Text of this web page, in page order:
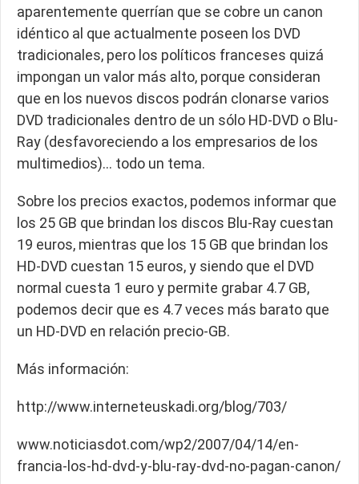
aparentemente querrían que se cobre un canon
idéntico al que actualmente poseen los DVD
tradicionales, pero los políticos franceses quizá
impongan un valor más alto, porque consideran
que en los nuevos discos podrán clonarse varios
DVD tradicionales dentro de un sólo HD-DVD o Blu-
Ray (desfavoreciendo a los empresarios de los
multimedios)… todo un tema.
Sobre los precios exactos, podemos informar que
los 25 GB que brindan los discos Blu-Ray cuestan
19 euros, mientras que los 15 GB que brindan los
HD-DVD cuestan 15 euros, y siendo que el DVD
normal cuesta 1 euro y permite grabar 4.7 GB,
podemos decir que es 4.7 veces más barato que
un HD-DVD en relación precio-GB.
Más información:
http://www.interneteuskadi.org/blog/703/
www.noticiasdot.com/wp2/2007/04/14/en-
francia-los-hd-dvd-y-blu-ray-dvd-no-pagan-canon/